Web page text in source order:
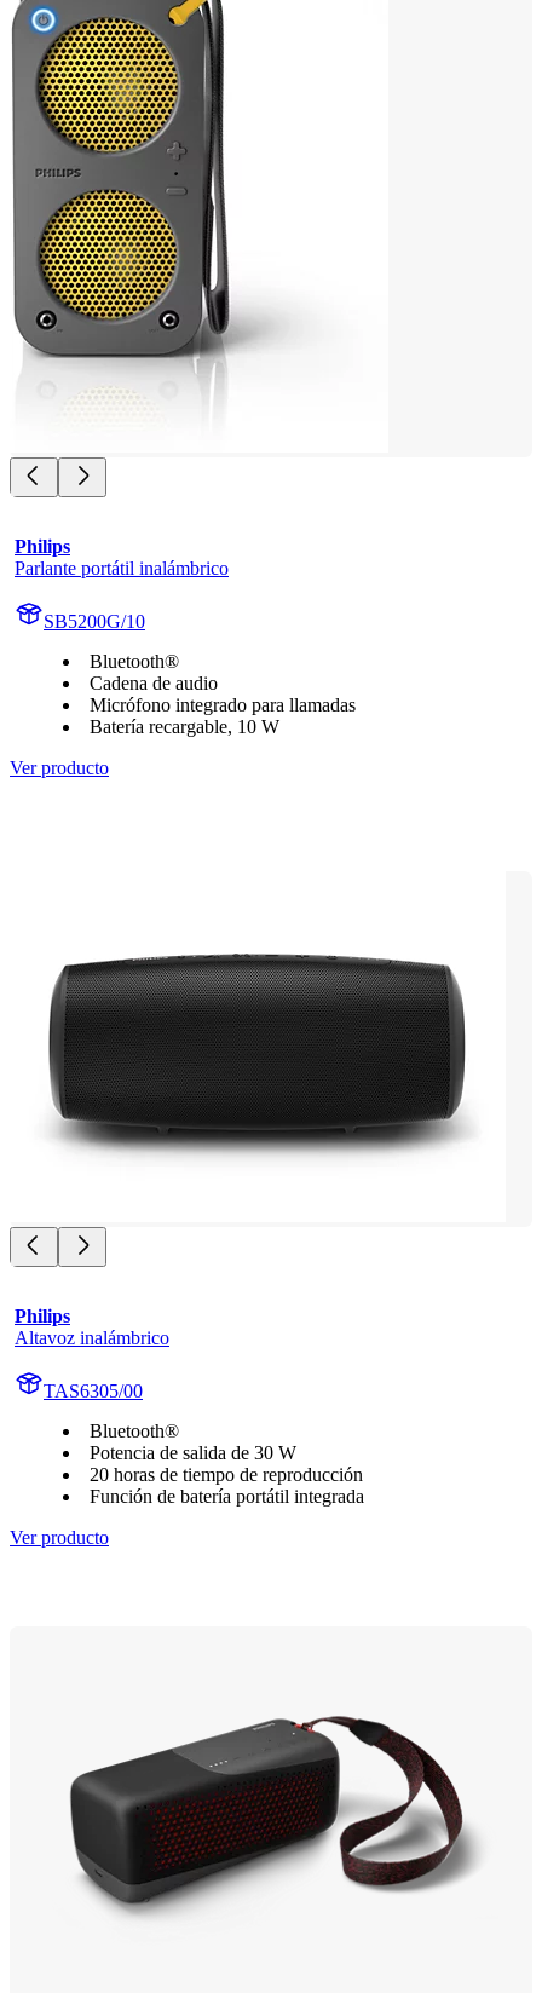
Philips
Parlante portátil inalámbrico
SB5200G/10
Bluetooth®
Cadena de audio
Micrófono integrado para llamadas
Batería recargable, 10 W
Ver producto
Philips
Altavoz inalámbrico
TAS6305/00
Bluetooth®
Potencia de salida de 30 W
20 horas de tiempo de reproducción
Función de batería portátil integrada
Ver producto